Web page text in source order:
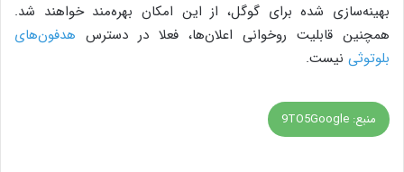
بهینه‌سازی شده برای گوگل، از این امکان بهره‌مند خواهند شد.
همچنین قابلیت روخوانی اعلان‌ها، فعلا در دسترس هدفون‌های
بلوتوثی نیست.
منبع: 9TO5Google